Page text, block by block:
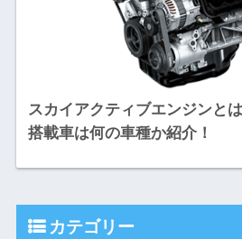
スカイアクティブエンジンと
搭載車は何の車種か紹介！
カテゴリー